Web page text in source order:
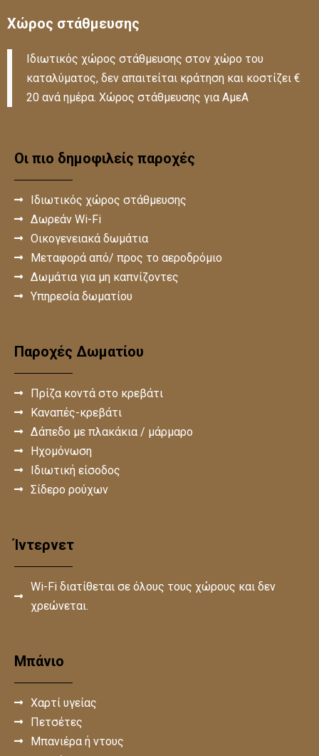
Χώρος στάθμευσης
Ιδιωτικός χώρος στάθμευσης στον χώρο του
καταλύματος, δεν απαιτείται κράτηση και κοστίζει €
20 ανά ημέρα. Χώρος στάθμευσης για ΑμεΑ
Οι πιο δημοφιλείς παροχές
Ιδιωτικός χώρος στάθμευσης
Δωρεάν Wi-Fi
Οικογενειακά δωμάτια
Μεταφορά από/ προς το αεροδρόμιο
Δωμάτια για μη καπνίζοντες
Υπηρεσία δωματίου
Παροχές Δωματίου
Πρίζα κοντά στο κρεβάτι
Καναπές-κρεβάτι
Δάπεδο με πλακάκια / μάρμαρο
Ηχομόνωση
Ιδιωτική είσοδος
Σίδερο ρούχων
Ίντερνετ
Wi-Fi διατίθεται σε όλους τους χώρους και δεν
χρεώνεται.
Μπάνιο
Χαρτί υγείας
Πετσέτες
Μπανιέρα ή ντους